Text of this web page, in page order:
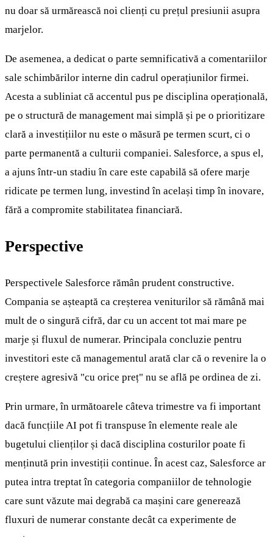
nu doar să urmărească noi clienți cu prețul presiunii asupra
marjelor.
De asemenea, a dedicat o parte semnificativă a comentariilor
sale schimbărilor interne din cadrul operațiunilor firmei.
Acesta a subliniat că accentul pus pe disciplina operațională,
pe o structură de management mai simplă și pe o prioritizare
clară a investițiilor nu este o măsură pe termen scurt, ci o
parte permanentă a culturii companiei. Salesforce, a spus el,
a ajuns într-un stadiu în care este capabilă să ofere marje
ridicate pe termen lung, investind în același timp în inovare,
fără a compromite stabilitatea financiară.
Perspective
Perspectivele Salesforce rămân prudent constructive.
Compania se așteaptă ca creșterea veniturilor să rămână mai
mult de o singură cifră, dar cu un accent tot mai mare pe
marje și fluxul de numerar. Principala concluzie pentru
investitori este că managementul arată clar că o revenire la o
creștere agresivă "cu orice preț" nu se află pe ordinea de zi.
Prin urmare, în următoarele câteva trimestre va fi important
dacă funcțiile AI pot fi transpuse în elemente reale ale
bugetului clienților și dacă disciplina costurilor poate fi
menținută prin investiții continue. În acest caz, Salesforce ar
putea intra treptat în categoria companiilor de tehnologie
care sunt văzute mai degrabă ca mașini care generează
fluxuri de numerar constante decât ca experimente de